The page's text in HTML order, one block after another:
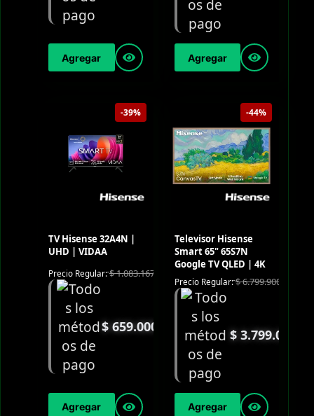
Agregar Agregar
-39%
TV Hisense 32A4N |
UHD | VIDAA
Precio Regular:$1.083.167
$659.000
Agregar
-44%
Televisor Hisense
Smart 65" 65S7N
Google TV QLED | 4K
Precio Regular:$6.799.900
$3.799.000
Agregar